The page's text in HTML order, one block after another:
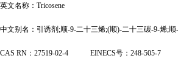
英文名称： Tricosene
中文别名：引诱剂 ;顺-9-二十三烯;(顺)-二十三碳-9-烯;
CAS RN：27519-02-4 EINECS号：248-505-7